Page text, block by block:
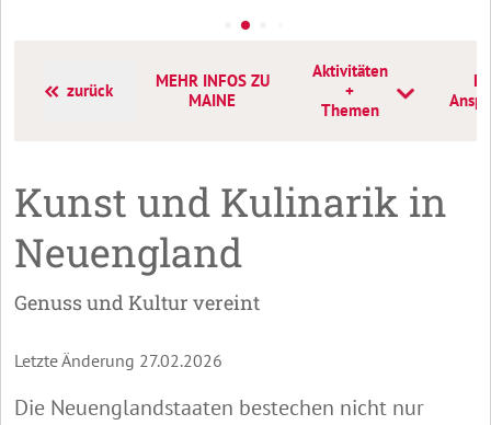
zurück
MEHR INFOS ZU
MAINE
Aktivitäten
+
Themen
Kunst und Kulinarik in
Neuengland
Genuss und Kultur vereint
Letzte Änderung 27.02.2026
Die Neuenglandstaaten bestechen nicht nur